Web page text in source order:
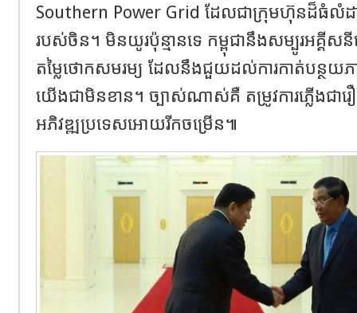
Southern Power Grid ដែលជាក្រុមហ៊ុនដ៏ធំ
របស់ចិន។ មិនយូរប៉ុន្មានទេ កម្ពុជានឹងសម្បូរអគ្គីស
តម្លៃថោកសមរម្យ ដែលនឹងជួយដល់ការកាត់បន្ថយភ
យើងជាមិនខាន។ ច្បាស់ណាស់គឺ តម្រូវការភ្លើងជារ
អភិវឌ្ឍប្រទេសអោយរីកចម្រើន៕